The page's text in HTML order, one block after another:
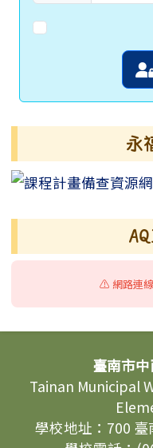
永
⚠️ 網路連
頁尾區域內容
臺南市
Tainan Municipal
學校地址：700